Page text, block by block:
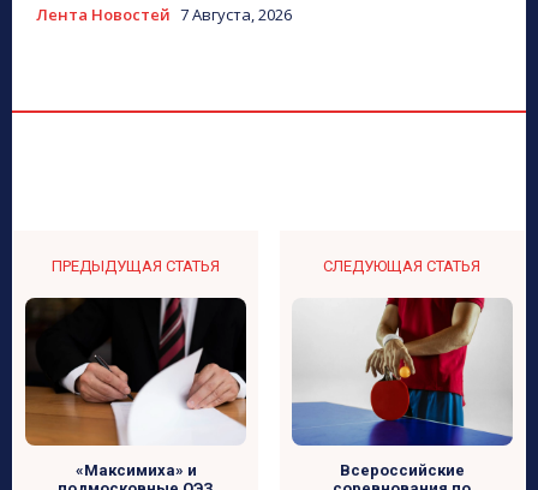
Лента Новостей 7 Августа, 2026
ПРЕДЫДУЩАЯ СТАТЬЯ
«Максимиха» и
СЛЕДУЮЩАЯ СТАТЬЯ
Всероссийские